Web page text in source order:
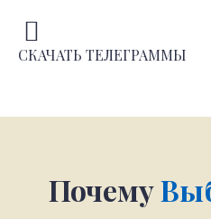
СКАЧАТЬ ТЕЛЕГРАММЫ
Почему